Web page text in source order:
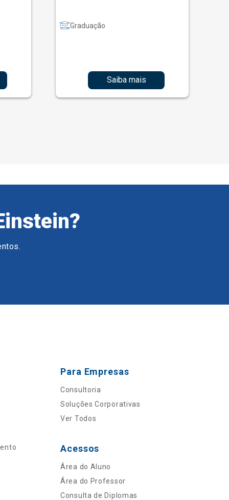
Graduação
Saiba mais
Para Empresas
Consultoria
Soluções Corporativas
Ver Todos
Acessos
Área do Aluno
Área do Professor
Consulta de Diplomas